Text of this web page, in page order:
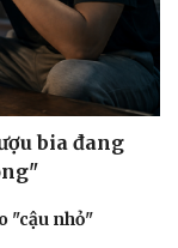
bia đang
"cậu nhỏ"